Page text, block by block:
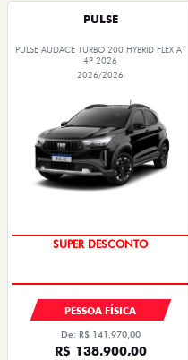
PULSE
PULSE AUDACE TURBO 200 HYBRID FLEX AT
4P 2026
2026/2026
SUPER DESCONTO
PESSOA FÍSICA
De: R$ 141.970,00
R$ 138.900,00